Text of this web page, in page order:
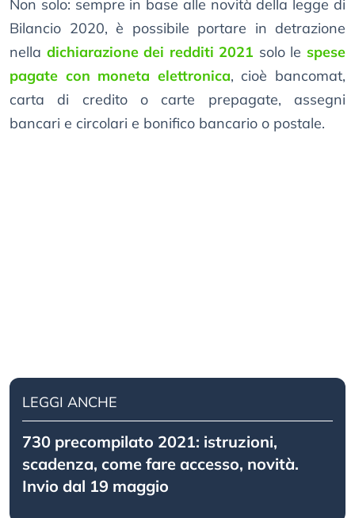
Non solo: sempre in base alle novità della legge di
Bilancio 2020, è possibile portare in detrazione
nella dichiarazione dei redditi 2021 solo le spese
pagate con moneta elettronica, cioè bancomat,
carta di credito o carte prepagate, assegni
bancari e circolari e bonifico bancario o postale.
LEGGI ANCHE
730 precompilato 2021: istruzioni,
scadenza, come fare accesso, novità.
Invio dal 19 maggio